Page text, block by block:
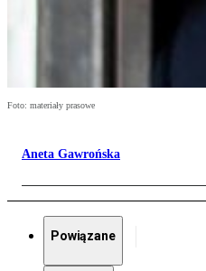
Foto: materiały prasowe
Aneta Gawrońska
Powiązane